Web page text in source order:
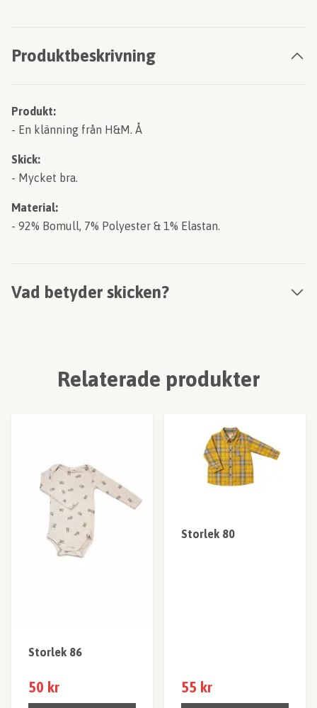
Produktbeskrivning
Produkt:
- En klänning från H&M. Å
Skick:
- Mycket bra.
Material:
- 92% Bomull, 7% Polyester & 1% Elastan.
Vad betyder skicken?
Relaterade produkter
Storlek 86
50 kr
Storlek 80
55 kr